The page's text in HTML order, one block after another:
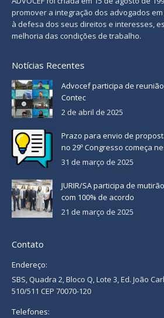
promover a integração dos advogados
à defesa dos seus direitos e interesses,
melhoria das condições de trabalho.
Notícias Recentes
Advocef participa de
Contec
2 de abril de 2025
Prazo para envio de
no 29º Congresso começa
31 de março de 2025
JURIR/SA participa de
com 100% de acordo
21 de março de 2025
Contato
Endereço:
SBS, Quadra 2, Bloco Q, Lote 3, Ed. João
510/511 CEP 70070-120
Telefones: